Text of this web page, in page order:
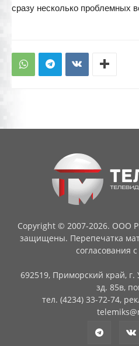
сразу несколько проблемных
Copyright © 2007-2026. ООО
защищены. Перепечатка
согласования
692519, Приморский край, г.
зд. 85в,
тел. (4234) 33-72-74,